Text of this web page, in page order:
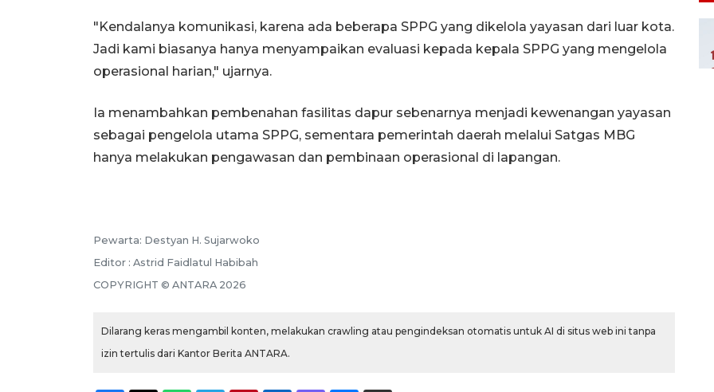
"Kendalanya komunikasi, karena ada beberapa SPPG yang dikelola yayasan dari luar kota.
Jadi kami biasanya hanya menyampaikan evaluasi kepada kepala SPPG yang mengelola
operasional harian," ujarnya.
Ia menambahkan pembenahan fasilitas dapur sebenarnya menjadi kewenangan yayasan
sebagai pengelola utama SPPG, sementara pemerintah daerah melalui Satgas MBG
hanya melakukan pengawasan dan pembinaan operasional di lapangan.
Pewarta: Destyan H. Sujarwoko
Editor : Astrid Faidlatul Habibah
COPYRIGHT © ANTARA 2026
Dilarang keras mengambil konten, melakukan crawling atau pengindeksan otomatis untuk AI di situs web ini tanpa
izin tertulis dari Kantor Berita ANTARA.